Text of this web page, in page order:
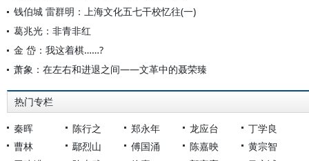
钱伯城 雷群明：上海文化五七干校忆往(一)
葛兆光：非青非红
金 岱：我这着棋……?
萧象：在左右和进退之间——文革中的聂荣臻
热门专栏
秦晖 陈行之 郑永年 龙应台
丁学良
曹林
鄢烈山 傅国涌 陈嘉映
黄宗智